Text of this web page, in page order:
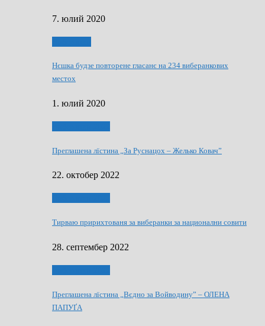
7. юлий 2020
Нєшка будзе повторене гласанє на 234 виберанкових
местох
1. юлий 2020
Преглашена лїстина „За Руснацох – Желько Ковач”
22. октобер 2022
Тирваю пририхтованя за виберанки за национални совити
28. септембер 2022
Преглашена лїстина „Вєдно за Войводину” – ОЛЕНА
ПАПУҐА